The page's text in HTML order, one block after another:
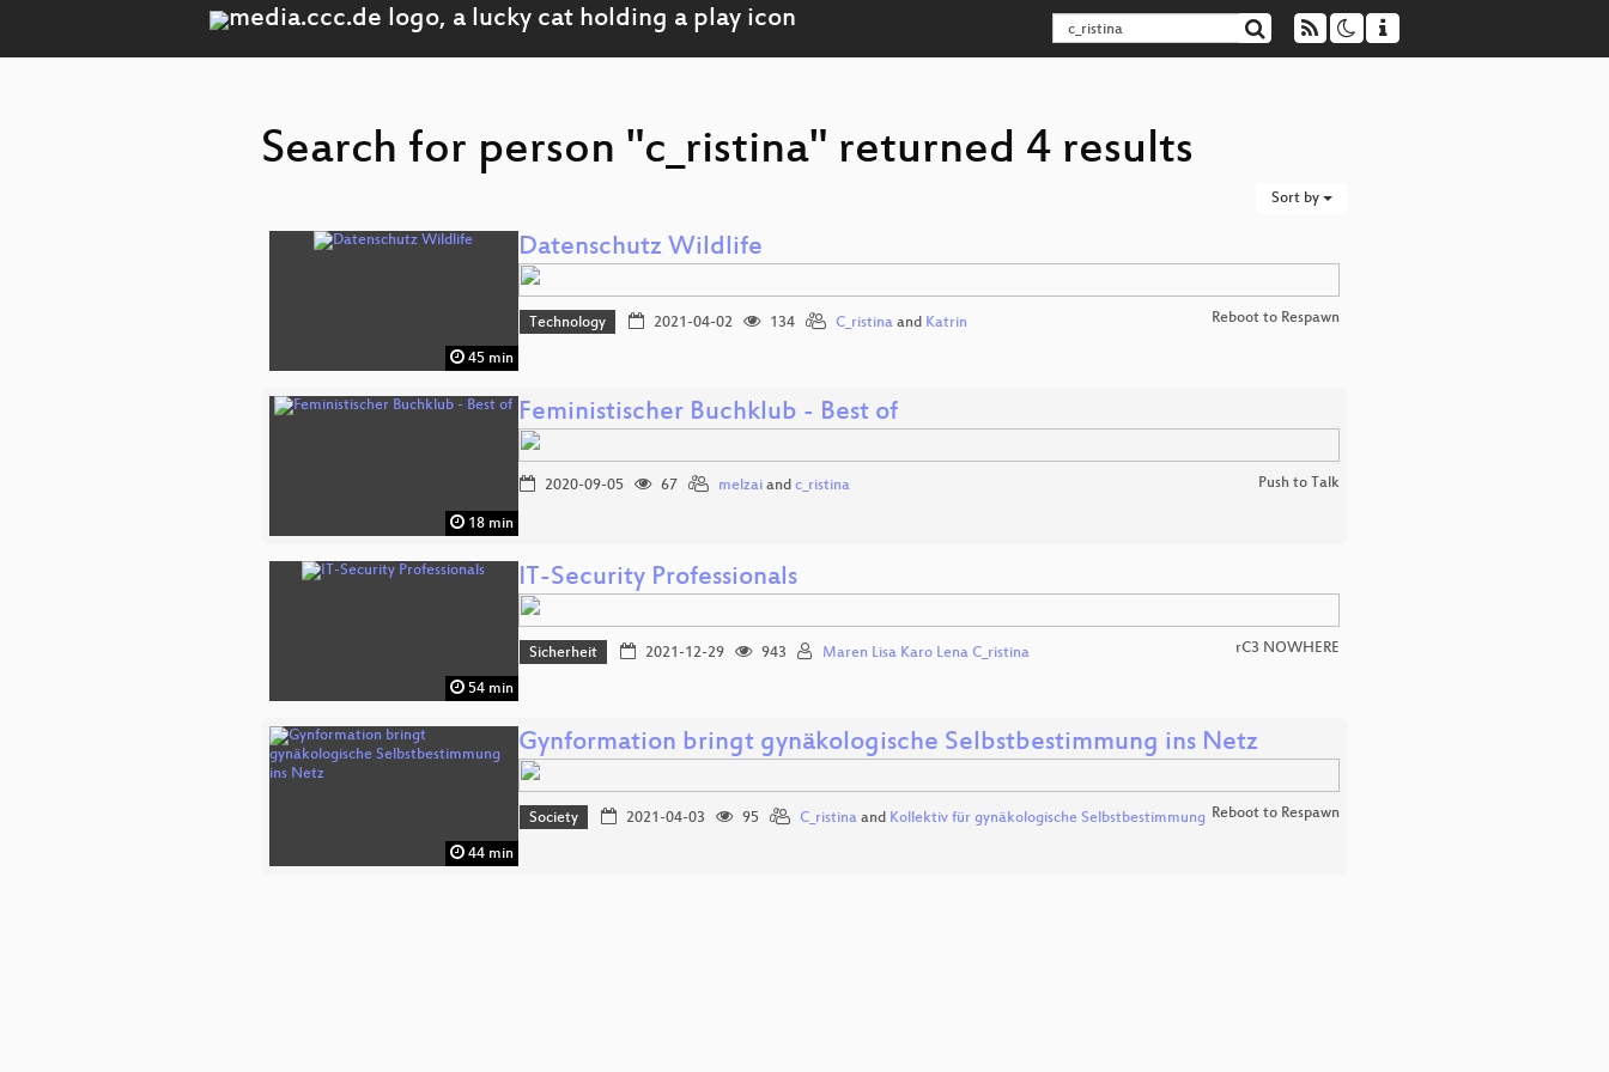
Search for person "c_ristina" returned 4 results
Sort by
45 min
Datenschutz Wildlife
Technology 2021-04-02 134 C_ristina and Katrin Reboot to Respawn
18 min
Feministischer Buchklub - Best of
2020-09-05 67 melzaiand c_ristina Push to Talk
54 min
IT-Security Professionals
Sicherheit 2021-12-29 943 Maren Lisa Karo Lena C_ristina rC3 NOWHERE
44 min
Gynformation bringt gynäkologische Selbstbestimmung ins Netz
Society 2021-04-03 95 C_ristina and Kollektiv für gynäkologische Selbstbestimmung Reboot to Respawn